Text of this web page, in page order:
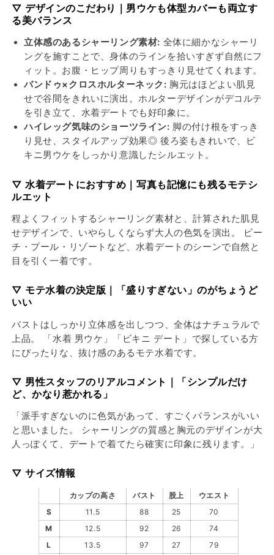
ン
ド
ゥ
ク
ロ
ス
ホ
ル
タ
ー
ビ
ニ
の
数
量
を
減
す
ン
ゥ
ク
ロ
ス
ホ
ル
タ
ー
ビ
ニ
数
量
を
増
す
▽ デザインのこだわり｜男ウケも体型カバーも両立す
る美バランス
立体感のあるシャーリング素材: 全体に細かなシャーリ
ングを施すことで、身体のラインを拾いすぎず自然にフ
ィット。お腹・ヒップ周りもすっきり見せてくれます。
バンドゥ×クロスホルターネック: 胸元はほどよい肌見
せで谷間をきれいに演出。ホルターデザインがデコルテ
を引き立て、水着デートでも好印象に。
ハイレッグ気味のショーツライン: 脚の付け根をすっき
り見せ、スタイルアップ効果◎ 後ろ姿もきれいで、ビ
キニ男ウケをしっかり意識したシルエット。
▽ 水着デートにおすすめ｜写真も記憶にも残るモテシ
ルエット
程よくフィットするシャーリング素材と、計算された肌見
せデザインで、いやらしくならず大人の色気を演出。 ビー
チ・プール・リゾートなど、水着デートのシーンで自然と
目を引く一着です。
▽ モテ水着の決定版｜「盛りすぎない」のがちょうど
いい
バストはしっかり立体感を出しつつ、全体はナチュラルで
上品。 「水着 男ウケ」「ビキニ デート」で探している方
にぴったりな、抜け感のあるモテ水着です。
▽ 男性スタッフのリアルコメント｜「シンプルだけ
ど、かなり惹かれる」
「派手すぎないのに色気があって、すごくバランスがいい
と思いました。 シャーリングの質感と胸元のデザインが大
人っぽくて、デートで着てたら確実に印象に残ります。」
▽ サイズ情報
カップの高さ バスト 股上
ウエスト
S
11.5 88 25
70
M
12.5 92 26
74
L
13.5 97 27
79